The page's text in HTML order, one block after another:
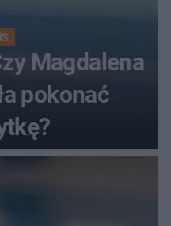
Magdalena
pokonać